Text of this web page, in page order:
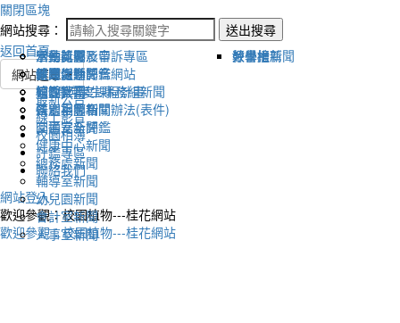
關閉區塊
網站搜尋：
送出搜尋
返回首頁
網站選單
最新公告
宣傳新聞
榮譽榜
教導處新聞
教學組新聞
輔導室-學生事務組新聞
研習相關新聞
圖書室新聞
健康中心新聞
總務處新聞
輔導室新聞
幼兒園新聞
會計室新聞
人事室新聞
線上影音
活動比賽影音
新聞報導影音
校園影音
好書推薦
各處室影音
校園相簿
活動剪影
體育活動
適性社團
評鑑專區
學生獎懲及申訴專區
健康促進評鑑網站
115學年度課程計畫
性別平等相關辦法(表件)
交通安全評鑑
聯絡我們
網站登入
歡迎參觀：校園植物---桂花網站
歡迎參觀：校園植物---桂花網站